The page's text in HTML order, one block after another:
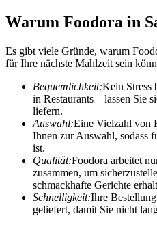
Warum Foodora in
Es gibt viele Gründe, warum
für Ihre nächste Mahlzeit sein
Bequemlichkeit:Kein Stress
in Restaurants – lassen Sie
liefern.
Auswahl:Eine Vielzahl von
Ihnen zur Auswahl, sodass
ist.
Qualität:Foodora arbeitet
zusammen, um
schmackhafte Gerichte
Schnelligkeit:Ihre
geliefert, damit Sie nicht